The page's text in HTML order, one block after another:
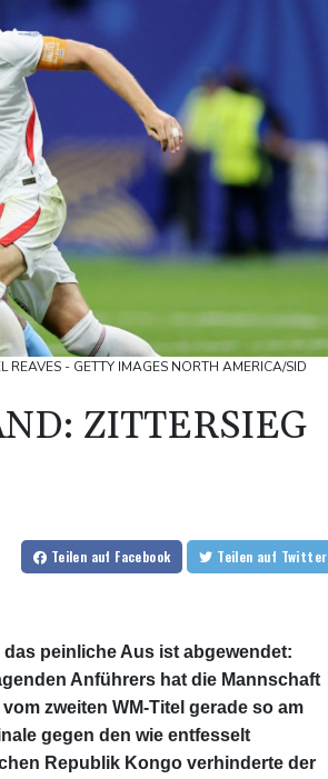
- GETTY IMAGES NORTH AMERICA/SID
ZITTERSIEG
Teilen auf Facebook Teilen auf Twitter
peinliche Aus ist abgewendet:
Anführers hat die Mannschaft
zweiten WM-Titel gerade so am
gegen den wie entfesselt
Republik Kongo verhinderte der